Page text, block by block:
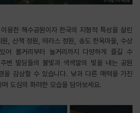
용한 해수공원이자 한국의 지형적 특성을 살린
원, 산책 정원, 테라스 정원, 송도 한옥마을, 수상
어 볼거리부터 놀거리까지 다양하게 즐길 수
변 빌딩들의 불빛과 색색깔의 빛을 내는 공원
을 감상할 수 있습니다. 낮과 다른 매력을 가진
도심의 화려한 모습을 담아보세요.